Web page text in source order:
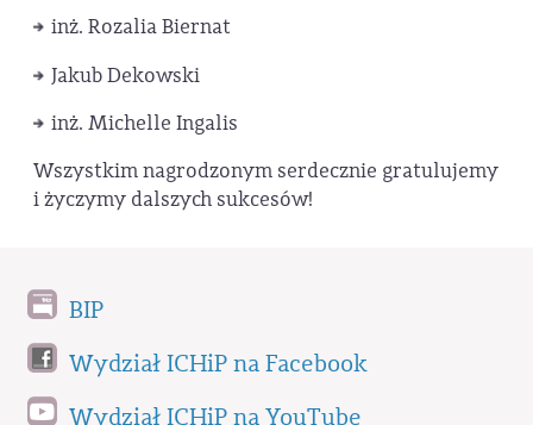
inż. Rozalia Biernat
Jakub Dekowski
inż. Michelle Ingalis
Wszystkim nagrodzonym serdecznie gratulujemy
i życzymy dalszych sukcesów!
BIP
Wydział ICHiP na Facebook
Wydział ICHiP na YouTube